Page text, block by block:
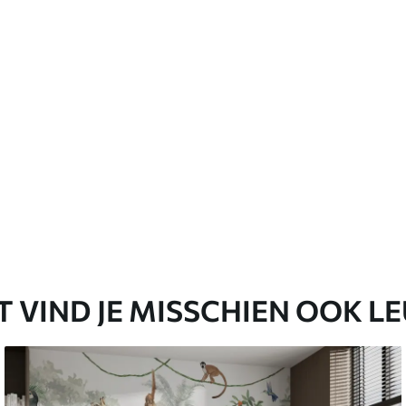
VIND JE MISSCHIEN OOK